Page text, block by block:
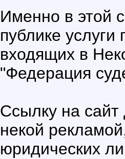
Именно в этой
публике
входящих в
"Федерация
Ссылку на сайт
некой
юридических